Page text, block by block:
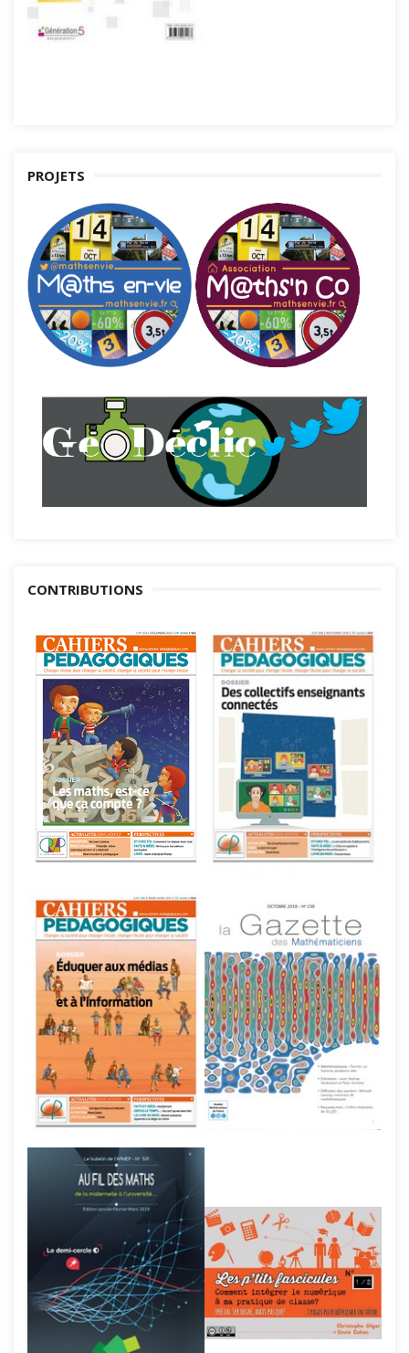
PROJETS
CONTRIBUTIONS